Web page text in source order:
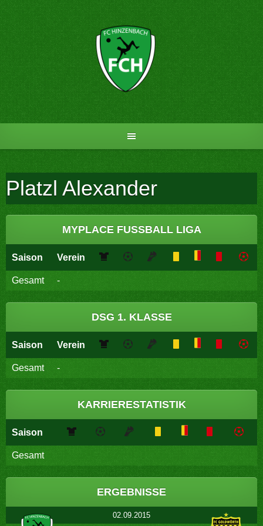
to
Platzl Alexander
MYPLACE FUSSBALL LIGA
Saison Verein
Gesamt -
DSG 1. KLASSE
Saison Verein
Gesamt -
KARRIERESTATISTIK
Saison
Gesamt
ERGEBNISSE
02.09.2015